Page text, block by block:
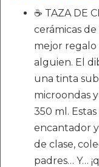
☕ TAZA DE
cerámicas
mejor regalo
alguien. El
una tinta
microondas
350 ml.
encantador
de clase,
padres… Y…